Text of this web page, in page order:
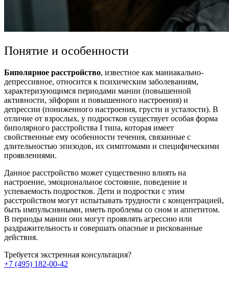
Понятие и особенности
Биполярное расстройство, известное как маниакально-
депрессивное, относится к психическим заболеваниям,
характеризующимся периодами мании (повышенной
активности, эйфории и повышенного настроения) и
депрессии (пониженного настроения, грусти и усталости). В
отличие от взрослых, у подростков существует особая форма
биполярного расстройства I типа, которая имеет
свойственные ему особенности течения, связанные с
длительностью эпизодов, их симптомами и специфическими
проявлениями.
Данное расстройство может существенно влиять на
настроение, эмоциональное состояние, поведение и
успеваемость подростков. Дети и подростки с этим
расстройством могут испытывать трудности с концентрацией,
быть импульсивными, иметь проблемы со сном и аппетитом.
В периоды мании они могут проявлять агрессию или
раздражительность и совершать опасные и рискованные
действия.
Требуется экстренная консультация?
+7 (495) 182-00-42